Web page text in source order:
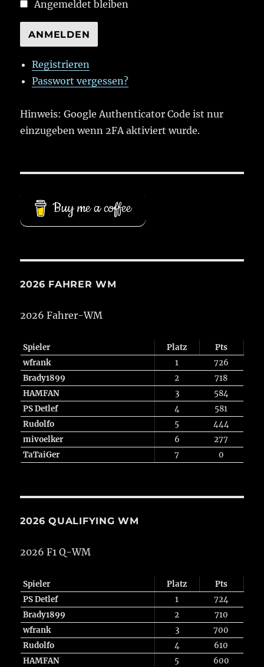
Angemeldet bleiben
ANMELDEN
Registrieren
Passwort vergessen?
Hinweis: Google Authenticator Code ist nur
einzugeben wenn 2FA aktiviert wurde.
Buy me a coffee
2026 FAHRER WM
2026 Fahrer-WM
Spieler Platz
Pts
wfrank
1
726
Brady1899
2
718
HAMFAN
3
584
PS Detlef
4
581
Rudolfo
5
444
mivoelker
6
277
TaTaiGer
7 0
2026 QUALIFYING WM
2026 F1 Q-WM
Spieler Platz
Pts
PS Detlef
1
724
Brady1899
2
710
wfrank
3
700
Rudolfo
4
610
HAMFAN
5
600